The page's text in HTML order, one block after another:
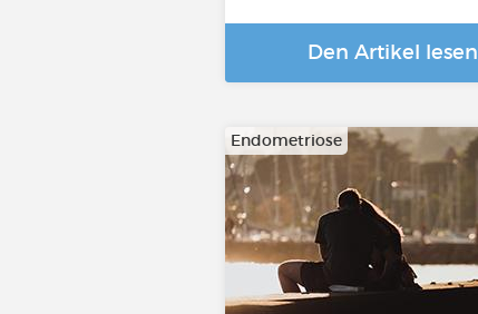
Den Artikel lesen
Endometriose